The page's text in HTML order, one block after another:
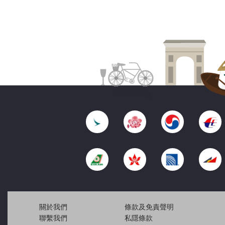
關於我們
聯繫我們
條款及免責聲明
私隱條款